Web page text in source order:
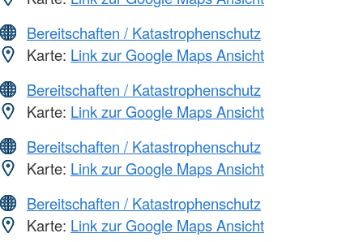
Bereitschaften / Katastrophenschutz
Karte: Link zur Google Maps Ansicht
Bereitschaften / Katastrophenschutz
Karte: Link zur Google Maps Ansicht
Bereitschaften / Katastrophenschutz
Karte: Link zur Google Maps Ansicht
Bereitschaften / Katastrophenschutz
Karte: Link zur Google Maps Ansicht